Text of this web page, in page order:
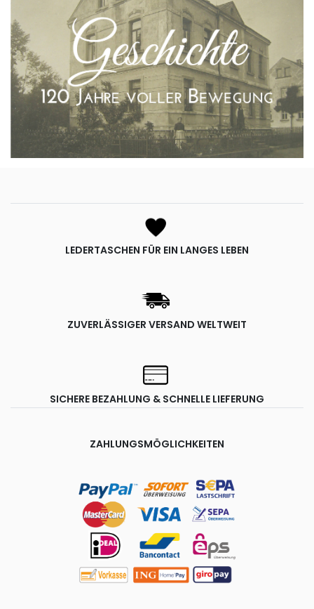
LEDERTASCHEN FÜR EIN LANGES LEBEN
ZUVERLÄSSIGER VERSAND WELTWEIT
SICHERE BEZAHLUNG & SCHNELLE LIEFERUNG
ZAHLUNGSMÖGLICHKEITEN